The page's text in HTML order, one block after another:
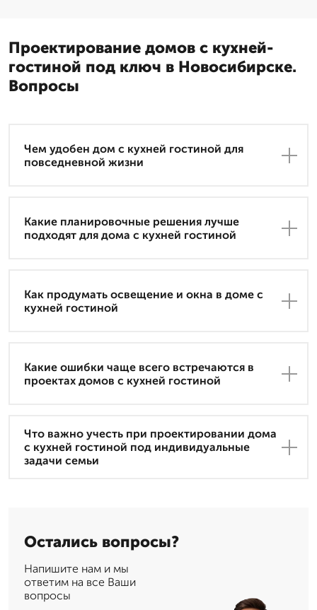
Проектирование домов с кухней-
гостиной под ключ в Новосибирске.
Вопросы
Чем удобен дом с кухней гостиной для
повседневной жизни
Какие планировочные решения лучше
подходят для дома с кухней гостиной
Как продумать освещение и окна в доме с
кухней гостиной
Какие ошибки чаще всего встречаются в
проектах домов с кухней гостиной
Что важно учесть при проектировании дома
с кухней гостиной под индивидуальные
задачи семьи
Остались вопросы?
Напишите нам и мы
ответим на все Ваши
вопросы